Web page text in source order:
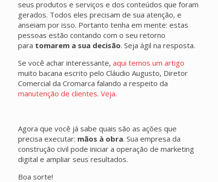
seus produtos e serviços e dos conteúdos que foram
gerados. Todos eles precisam de sua atenção, e
anseiam por isso. Portanto tenha em mente: estas
pessoas estão contando com o seu retorno
para tomarem a sua decisão. Seja ágil na resposta.
Se você achar interessante, aqui temos um artigo
muito bacana escrito pelo Cláudio Augusto, Diretor
Comercial da Cromarca falando a respeito da
manutenção de clientes. Veja.
Agora que você já sabe quais são as ações que
precisa executar: mãos à obra. Sua empresa da
construção civil pode iniciar a operação de marketing
digital e ampliar seus resultados.
Boa sorte!